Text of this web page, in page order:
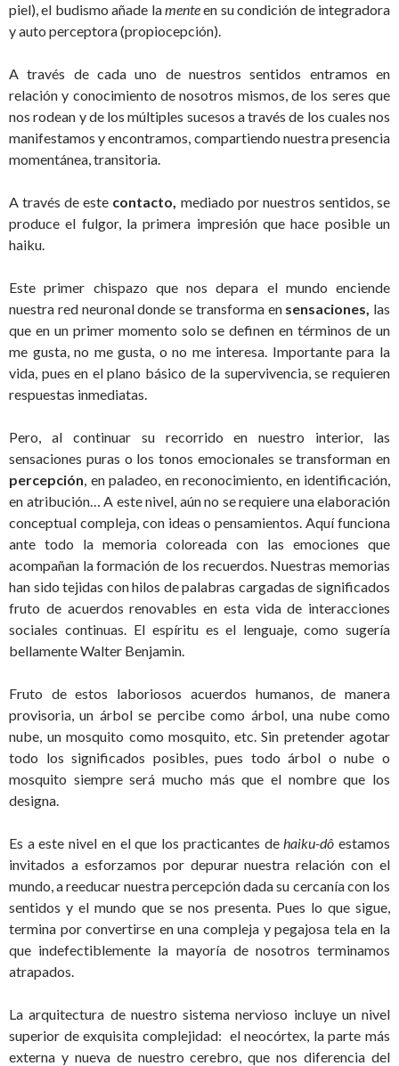
piel), el budismo añade lamenteen su condición de integradora
y auto perceptora (propiocepción).
A través de cada uno de nuestros sentidos entramos en
relación y conocimiento de nosotros mismos, de los seres que
nos rodean y de los múltiples sucesos a través de los cuales nos
manifestamos y encontramos, compartiendo nuestra presencia
momentánea, transitoria.
A través de este contacto, mediado por nuestros sentidos, se
produce el fulgor, la primera impresión que hace posible un
haiku.
Este primer chispazo que nos depara el mundo enciende
nuestra red neuronal donde se transforma en sensaciones, las
que en un primer momento solo se definen en términos de un
me gusta, no me gusta, o no me interesa. Importante para la
vida, pues en el plano básico de la supervivencia, se requieren
respuestas inmediatas.
Pero, al continuar su recorrido en nuestro interior, las
sensaciones puras o los tonos emocionales se transforman en
percepción, en paladeo, en reconocimiento, en identificación,
en atribución… A este nivel, aún no se requiere una elaboración
conceptual compleja, con ideas o pensamientos. Aquí funciona
ante todo la memoria coloreada con las emociones que
acompañan la formación de los recuerdos. Nuestras memorias
han sido tejidas con hilos de palabras cargadas de significados
fruto de acuerdos renovables en esta vida de interacciones
sociales continuas. El espíritu es el lenguaje, como sugería
bellamente Walter Benjamin.
Fruto de estos laboriosos acuerdos humanos, de manera
provisoria, un árbol se percibe como árbol, una nube como
nube, un mosquito como mosquito, etc. Sin pretender agotar
todo los significados posibles, pues todo árbol o nube o
mosquito siempre será mucho más que el nombre que los
designa.
Es a este nivel en el que los practicantes dehaiku-dô estamos
invitados a esforzamos por depurar nuestra relación con el
mundo, a reeducar nuestra percepción dada su cercanía con los
sentidos y el mundo que se nos presenta. Pues lo que sigue,
termina por convertirse en una compleja y pegajosa tela en la
que indefectiblemente la mayoría de nosotros terminamos
atrapados.
La arquitectura de nuestro sistema nervioso incluye un nivel
superior de exquisita complejidad: el neocórtex, la parte más
externa y nueva de nuestro cerebro, que nos diferencia del